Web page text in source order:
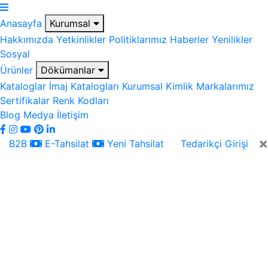
Anasayfa
Kurumsal
Hakkımızda Yetkinlikler Politiklarımız Haberler Yenilikler
Sosyal
Ürünler
Dökümanlar
Kataloglar İmaj Katalogları Kurumsal Kimlik Markalarımız
Sertifikalar Renk Kodları
Blog Medya İletişim
×
B2B E-Tahsilat Yeni Tahsilat Tedarikçi Girişi